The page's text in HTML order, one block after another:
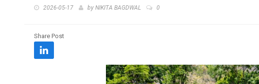
2026-05-17 by NIKITA BAGDWAL 0
Share Post